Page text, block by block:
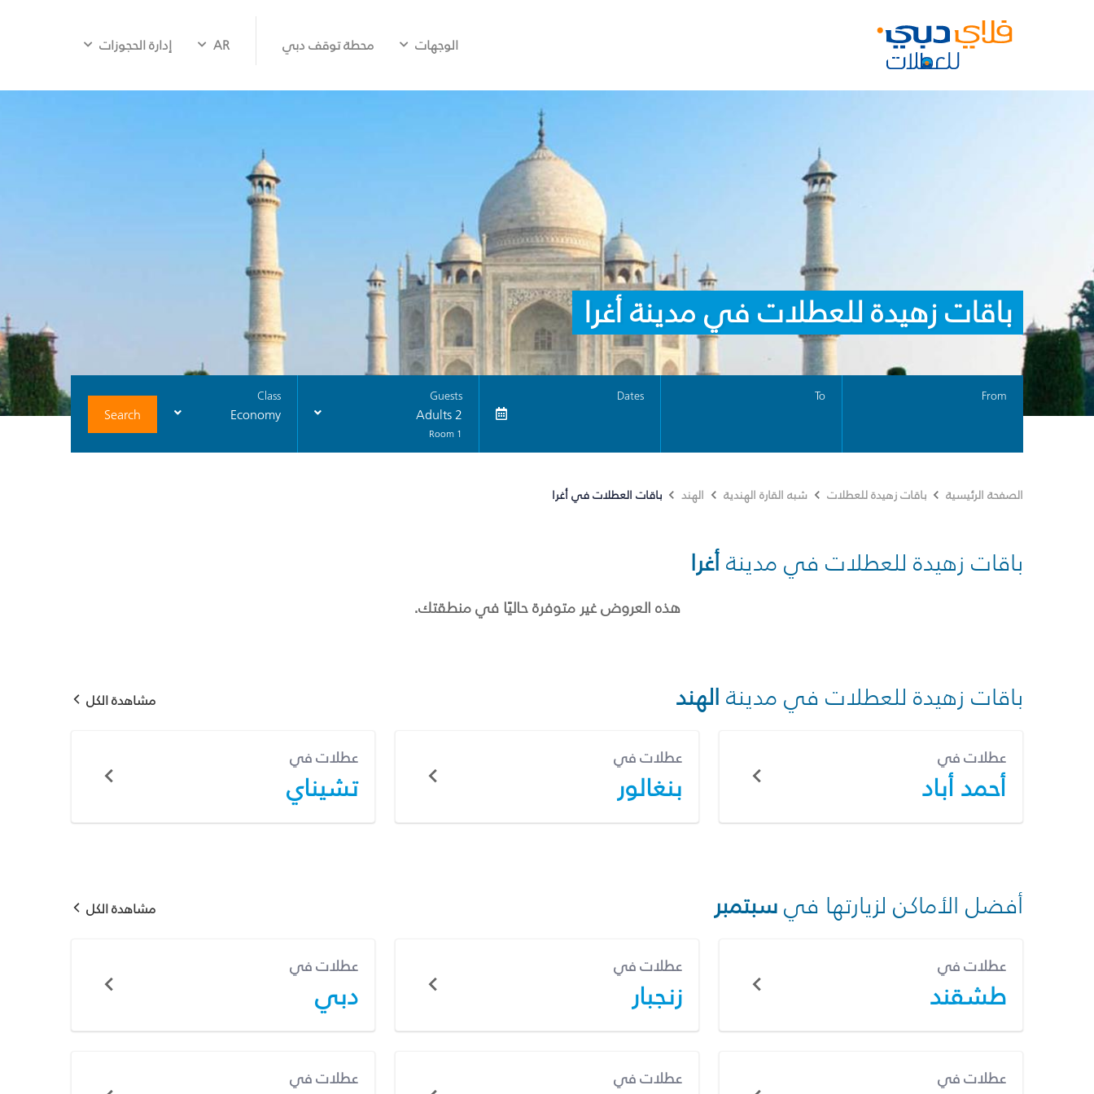
الوجهات محطة توقف دبي AR إدارة الحجوزات
باقات زهيدة للعطلات في مدينة أغرا
From
To
Dates
Guests
2 Adults
1 Room
Class
Economy
Search
الصفحة الرئيسية باقات زهيدة للعطلات شبه القارة الهندية الهند باقات العطلات في أغرا
باقات زهيدة للعطلات في مدينةأغرا
هذه العروض غير متوفرة حاليًا في منطقتك.
باقات زهيدة للعطلات في مدينة الهند مشاهدة الكل
عطلات في
أحمد أباد
عطلات في
بنغالور
عطلات في
تشيناي
أفضل الأماكن لزيارتها فيسبتمبر مشاهدة الكل
عطلات في
طشقند
عطلات في
زنجبار
عطلات في
دبي
عطلات في عطلات في عطلات في